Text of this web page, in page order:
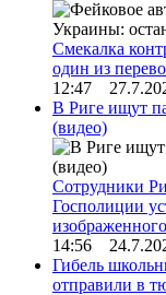
Смекалка
один из
12:47
В Риге ищут
(видео)
Сотрудники
Госполиции
14:56
Гибель
отправили в